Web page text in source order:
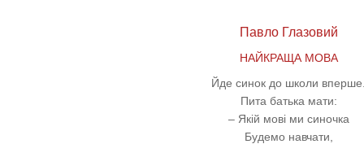
Павло Глазовий
НАЙКРАЩА МОВА
Йде синок до школи
Пита батька мати:
– Якій мові ми синочка
Будемо навчати,